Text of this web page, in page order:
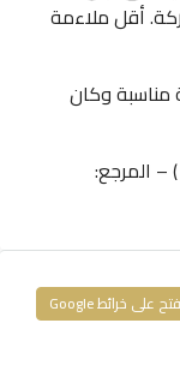
أقل ملاءمة
مناسبة وكان
) – المرجع:
فتح على خرائط Google